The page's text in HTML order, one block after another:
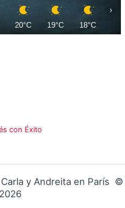
20°C 19°C 18°C
›
con Éxito
y Andreita en París ©
2026